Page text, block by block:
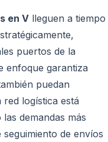
en V lleguen a tiempo
puertos de la
enfoque garantiza
puedan
logística está
demandas más
de envíos